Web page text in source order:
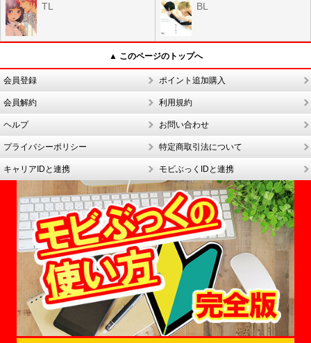
TL BL
▲ このページのトップへ
会員登録 ポイント追加購入
会員解約 利用規約
ヘルプ お問い合わせ
プライバシーポリシー 特定商取引法について
キャリアIDと連携 モビぶっくIDと連携